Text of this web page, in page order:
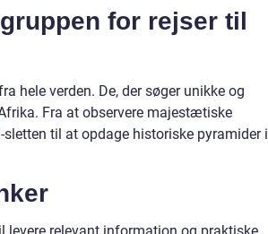
for rejser til
hele verden. De, der søger unikke og
Fra at observere majestætiske
til at opdage historiske pyramider i